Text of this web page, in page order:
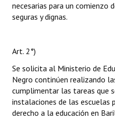
necesarias para un comienzo
seguras y dignas.
Art. 2°)
Se solicita al Ministerio de
Negro continúen realizando
cumplimentar las tareas que
instalaciones de las escuelas
derecho a la educación en